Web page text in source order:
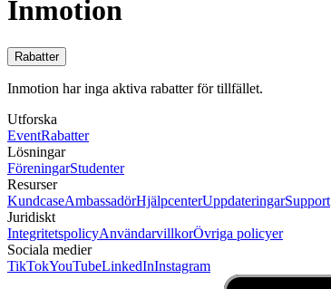
Inmotion
Rabatter
Inmotion har inga aktiva rabatter för tillfället.
Utforska
EventRabatter
Lösningar
FöreningarStudenter
Resurser
KundcaseAmbassadörHjälpcenterUppdateringarSupport
Juridiskt
IntegritetspolicyAnvändarvillkorÖvriga policyer
Sociala medier
TikTokYouTubeLinkedInInstagram